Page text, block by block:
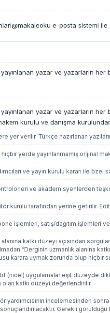
e-posta sistemi ile
yazar ve yazarların
yazar ve yazarların
kurulu ve danışma
yer verilir. Türkçe hazırlanan
yerde yayınlanmamış orijinal
ve yayın kurulu kararı ile özel
ve akademisyenlerden
tarafından yerine getirilir.
işlemleri, satış/dağıtım
katkı düzeyi açısından
“Derginin uzmanlık alanına
karara uymak zorunda olup hiçbir
(nicel) uygulamalar eşit düzeyde
olan katkı düzeyi değerlendirilir.
incelemesinden
Gerekli